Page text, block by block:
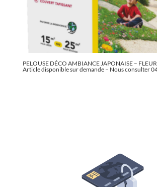
PELOUSE DÉCO AMBIANCE JAPONAISE –
Article disponible sur demande – Nous consulter